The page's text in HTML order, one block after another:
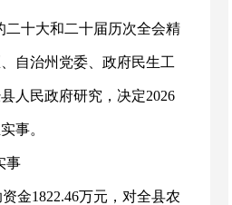
二十大和二十届历次全会精
自治州党委、政府民生工
人民政府研究，决定2026
事。
事
金1822.46万元，对全县农